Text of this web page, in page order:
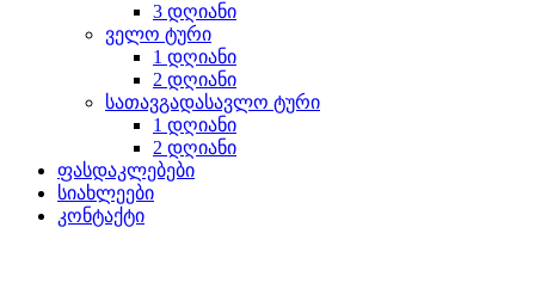
3 დღიანი
ველო ტური
1 დღიანი
2 დღიანი
სათავგადასავლო ტური
1 დღიანი
2 დღიანი
ფასდაკლებები
სიახლეები
კონტაქტი